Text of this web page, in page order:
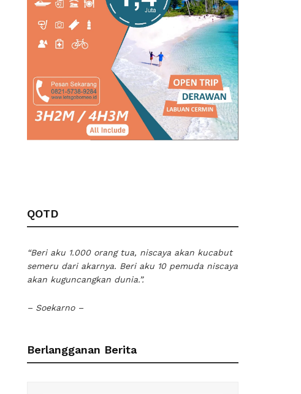
QOTD
“Beri aku 1.000 orang tua, niscaya akan kucabut
semeru dari akarnya. Beri aku 10 pemuda niscaya
akan kuguncangkan dunia.”.
– Soekarno –
Berlangganan Berita